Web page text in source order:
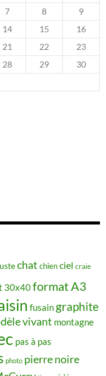
7 8
9
14 15
16
21 22
23
28 29
30
chat chienciel craie
30x40format A3
fusain graphite
vivant montagne
pas à pas
photo pierre noire